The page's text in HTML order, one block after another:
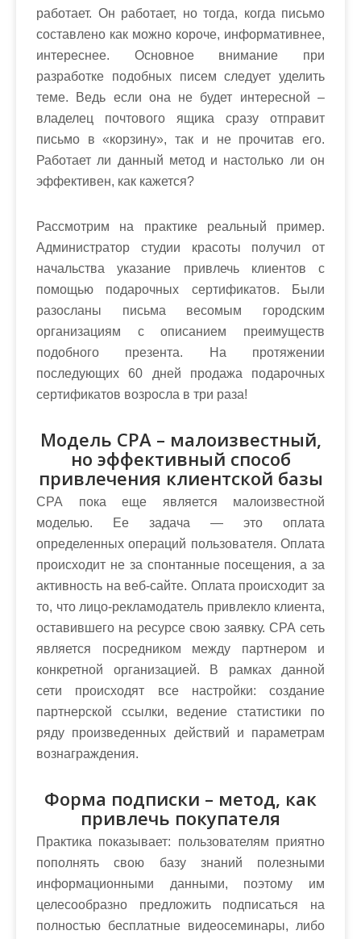
работает. Он работает, но тогда, когда письмо
составлено как можно короче, информативнее,
интереснее. Основное внимание при
разработке подобных писем следует уделить
теме. Ведь если она не будет интересной –
владелец почтового ящика сразу отправит
письмо в «корзину», так и не прочитав его.
Работает ли данный метод и настолько ли он
эффективен, как кажется?
Рассмотрим на практике реальный пример.
Администратор студии красоты получил от
начальства указание привлечь клиентов с
помощью подарочных сертификатов. Были
разосланы письма весомым городским
организациям с описанием преимуществ
подобного презента. На протяжении
последующих 60 дней продажа подарочных
сертификатов возросла в три раза!
Модель СРА – малоизвестный,
но эффективный способ
привлечения клиентской базы
СРА пока еще является малоизвестной
моделью. Ее задача — это оплата
определенных операций пользователя. Оплата
происходит не за спонтанные посещения, а за
активность на веб-сайте. Оплата происходит за
то, что лицо-рекламодатель привлекло клиента,
оставившего на ресурсе свою заявку. СРА сеть
является посредником между партнером и
конкретной организацией. В рамках данной
сети происходят все настройки: создание
партнерской ссылки, ведение статистики по
ряду произведенных действий и параметрам
вознаграждения.
Форма подписки – метод, как
привлечь покупателя
Практика показывает: пользователям приятно
пополнять свою базу знаний полезными
информационными данными, поэтому им
целесообразно предложить подписаться на
полностью бесплатные видеосеминары, либо